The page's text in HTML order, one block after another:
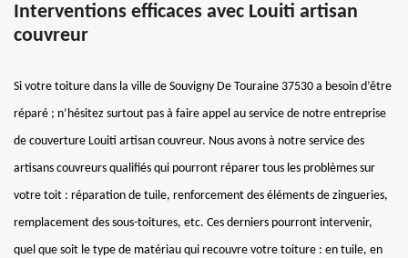
Interventions efficaces avec Louiti artisan
couvreur
Si votre toiture dans la ville de Souvigny De Touraine 37530 a besoin d’être
réparé ; n’hésitez surtout pas à faire appel au service de notre entreprise
de couverture Louiti artisan couvreur. Nous avons à notre service des
artisans couvreurs qualifiés qui pourront réparer tous les problèmes sur
votre toit : réparation de tuile, renforcement des éléments de zingueries,
remplacement des sous-toitures, etc. Ces derniers pourront intervenir,
quel que soit le type de matériau qui recouvre votre toiture : en tuile, en